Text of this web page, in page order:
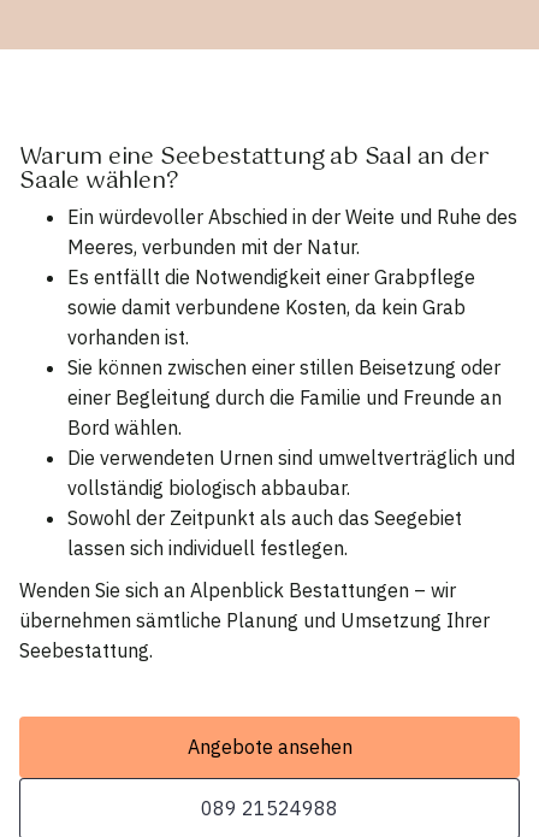
Warum eine Seebestattung ab Saal an der
Saale wählen?
Ein würdevoller Abschied in der Weite und Ruhe des
Meeres, verbunden mit der Natur.
Es entfällt die Notwendigkeit einer Grabpflege
sowie damit verbundene Kosten, da kein Grab
vorhanden ist.
Sie können zwischen einer stillen Beisetzung oder
einer Begleitung durch die Familie und Freunde an
Bord wählen.
Die verwendeten Urnen sind umweltverträglich und
vollständig biologisch abbaubar.
Sowohl der Zeitpunkt als auch das Seegebiet
lassen sich individuell festlegen.
Wenden Sie sich an Alpenblick Bestattungen – wir
übernehmen sämtliche Planung und Umsetzung Ihrer
Seebestattung.
Angebote ansehen
089 21524988